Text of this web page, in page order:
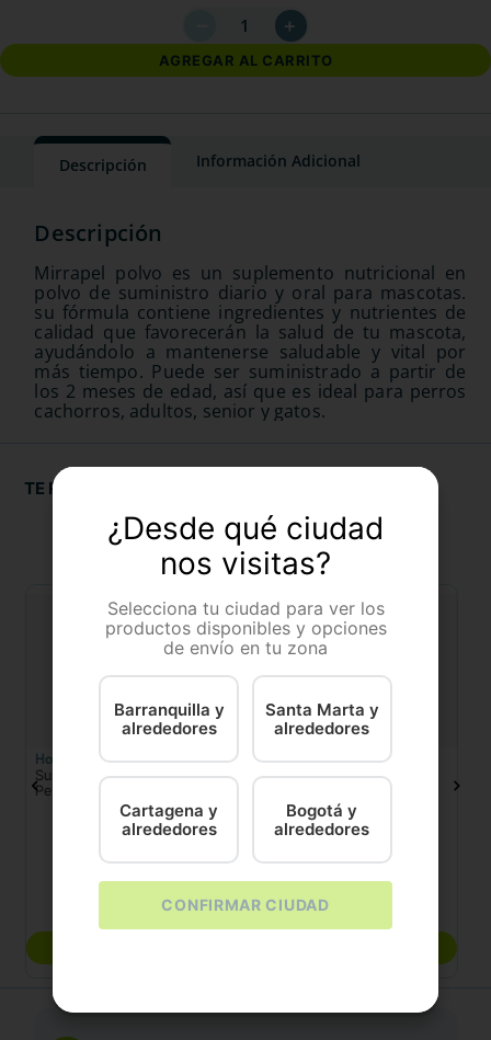
＋
AGREGAR AL CARRITO
Descripción Información Adicional
Mirrapel polvo es un suplemento nutricional en
polvo de suministro diario y oral para mascotas.
su fórmula contiene ingredientes y nutrientes de
calidad que favorecerán la salud de tu mascota,
ayudándolo a mantenerse saludable y vital por
más tiempo. Puede ser suministrado a partir de
los 2 meses de edad, así que es ideal para perros
cachorros, adultos, senior y gatos.
TE RECOMENDAMOS
Holiday
Suplemento Hemolitan Para
Perro Y Gato
300
Busiee
Mirrapel Pets Tar
$87
¿Desde qué ciudad
nos visitas?
Selecciona tu ciudad para ver los
productos disponibles y opciones
de envío en tu zona
Barranquilla y
alrededores
Santa Marta y
alrededores
Cartagena y
alrededores
Bogotá y
alrededores
CONFIRMAR CIUDAD